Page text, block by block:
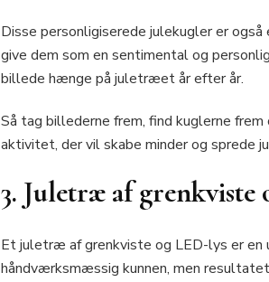
Disse personligiserede julekugler er
give dem som en sentimental og
billede hænge på juletræet år efter år.
Så tag billederne frem, find kuglerne
aktivitet, der vil skabe minder og sprede
3. Juletræ af grenkviste
Et juletræ af grenkviste og LED-lys er
håndværksmæssig kunnen, men